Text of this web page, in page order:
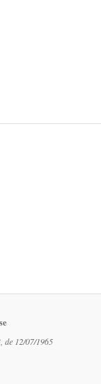
de 12/07/1965